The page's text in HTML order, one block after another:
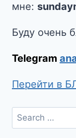
мне:
Буду очень
Telegram
Перейти в